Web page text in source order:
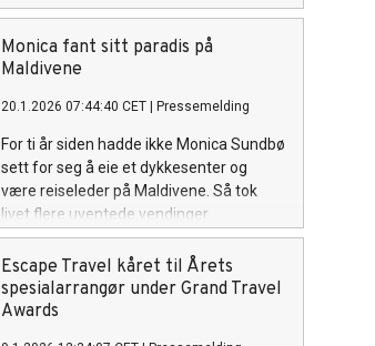
Monica fant sitt paradis på
Maldivene
20.1.2026 07:44:40 CET Pressemelding
For ti år siden hadde ikke Monica Sundbø
sett for seg å eie et dykkesenter og
være reiseleder på Maldivene. Så tok
livet flere uventede vendinger.
Escape Travel kåret til Årets
spesialarrangør under Grand Travel
Awards